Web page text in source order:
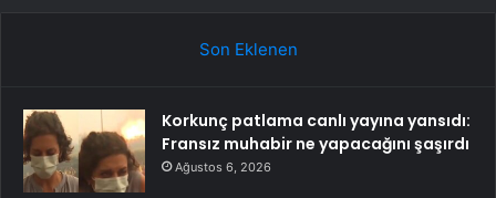
Son Eklenen
Korkunç patlama canlı yayına yansıdı:
Fransız muhabir ne yapacağını şaşırdı
Ağustos 6, 2026